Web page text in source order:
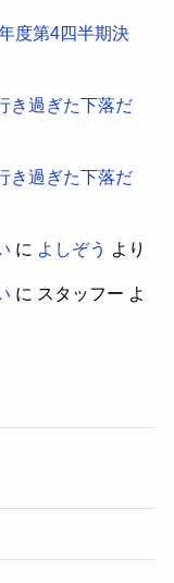
度第4四半期決
き過ぎた下落だ
き過ぎた下落だ
に よしぞう より
に スタッフー よ